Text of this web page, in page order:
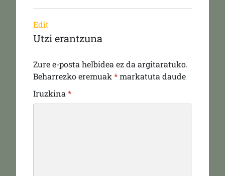
Edit
Utzi erantzuna
Zure e-posta helbidea ez da argitaratuko.
Beharrezko eremuak *markatuta daude
Iruzkina *